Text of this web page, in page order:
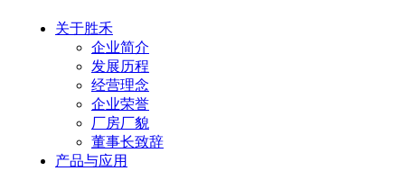
关于胜禾
企业简介
发展历程
经营理念
企业荣誉
厂房厂貌
董事长致辞
产品与应用